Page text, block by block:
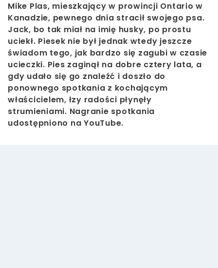
Mike Plas, mieszkający w prowincji Ontario w
Kanadzie, pewnego dnia stracił swojego psa.
Jack, bo tak miał na imię husky, po prostu
uciekł. Piesek nie był jednak wtedy jeszcze
świadom tego, jak bardzo się zagubi w czasie
ucieczki. Pies zaginął na dobre cztery lata, a
gdy udało się go znaleźć i doszło do
ponownego spotkania z kochającym
właścicielem, łzy radości płynęły
strumieniami. Nagranie spotkania
udostępniono na YouTube.